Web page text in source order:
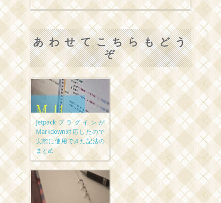
あわせてこちらもどう
ぞ
Jetpackプラグインが
Markdown対応したので
実際に使用できた記法の
まとめ